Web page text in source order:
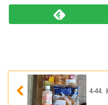
4-44.